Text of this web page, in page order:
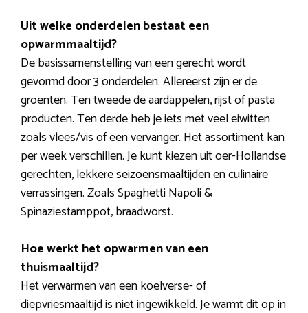
Uit welke onderdelen bestaat een
opwarmmaaltijd?
De basissamenstelling van een gerecht wordt
gevormd door 3 onderdelen. Allereerst zijn er de
groenten. Ten tweede de aardappelen, rijst of pasta
producten. Ten derde heb je iets met veel eiwitten
zoals vlees/vis of een vervanger. Het assortiment kan
per week verschillen. Je kunt kiezen uit oer-Hollandse
gerechten, lekkere seizoensmaaltijden en culinaire
verrassingen. Zoals Spaghetti Napoli &
Spinaziestamppot, braadworst.
Hoe werkt het opwarmen van een
thuismaaltijd?
Het verwarmen van een koelverse- of
diepvriesmaaltijd is niet ingewikkeld. Je warmt dit op in